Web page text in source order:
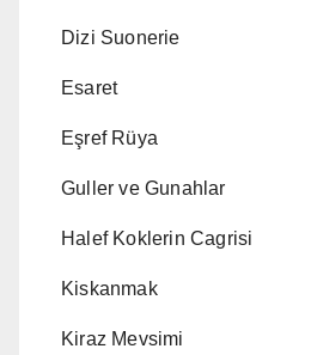
Dizi Suonerie
Esaret
Eşref Rüya
Guller ve Gunahlar
Halef Koklerin Cagrisi
Kiskanmak
Kiraz Mevsimi